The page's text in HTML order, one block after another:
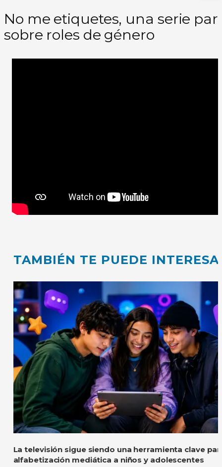
No me etiquetes, una serie
sobre roles de género
TAMBIÉN TE PUEDE
La televisión sigue siendo una herramienta clave
alfabetización mediática a niños y adolescentes